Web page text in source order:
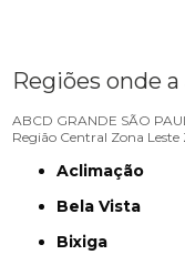
Regiões onde
ABCD GRANDE SÃO
Região Central Zona Leste
Aclimação
Bela Vista
Bixiga